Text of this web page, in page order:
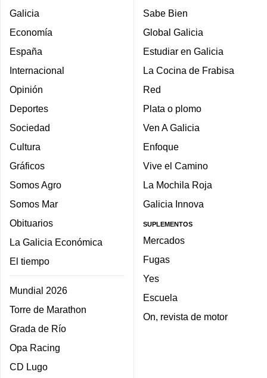
Galicia
Economía
España
Internacional
Opinión
Deportes
Sociedad
Cultura
Gráficos
Somos Agro
Somos Mar
Obituarios
La Galicia Económica
El tiempo
Mundial 2026
Torre de Marathon
Grada de Río
Opa Racing
CD Lugo
Sabe Bien
Global Galicia
Estudiar en Galicia
La Cocina de Frabisa
Red
Plata o plomo
Ven A Galicia
Enfoque
Vive el Camino
La Mochila Roja
Galicia Innova
SUPLEMENTOS
Mercados
Fugas
Yes
Escuela
On, revista de motor